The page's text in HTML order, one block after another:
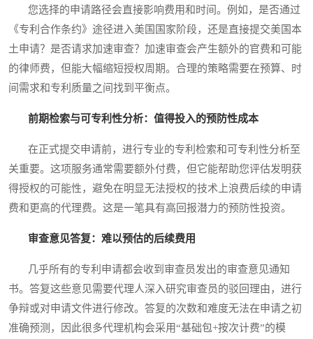
您选择的申请路径会直接影响费用和时间。例如，是否通过
《专利合作条约》途径进入美国国家阶段，还是直接提交美国本
土申请？是否请求加速审查？加速审查会产生额外的官费和可能
的律师费，但能大幅缩短授权周期。合理的策略需要在预算、时
间需求和专利质量之间找到平衡点。
前期检索与可专利性分析：值得投入的预防性成本
在正式提交申请前，进行专业的专利检索和可专利性分析至
关重要。这项服务通常需要额外付费，但它能帮助您评估发明获
得授权的可能性，避免在明显无法授权的技术上浪费后续的申请
费和更高的代理费。这是一笔具有高回报潜力的预防性投资。
审查意见答复：难以预估的后续费用
几乎所有的专利申请都会收到审查员发出的审查意见通知
书。答复这些意见需要代理人深入研究审查员的驳回理由，进行
争辩或对申请文件进行修改。答复的次数和难度无法在申请之初
准确预测，因此很多代理机构会采用“基础包+按次计费”的模